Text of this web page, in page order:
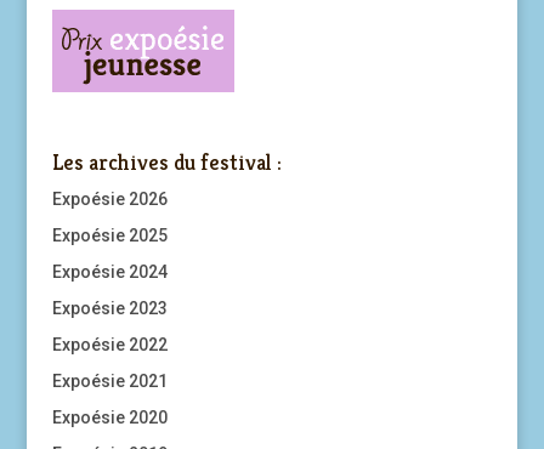
Les archives du festival :
Expoésie 2026
Expoésie 2025
Expoésie 2024
Expoésie 2023
Expoésie 2022
Expoésie 2021
Expoésie 2020